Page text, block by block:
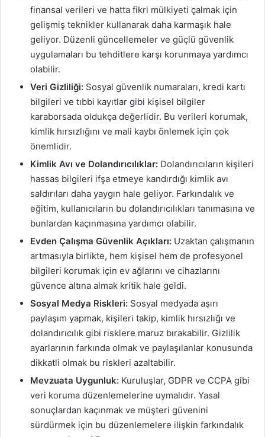
finansal verileri ve hatta fikri mülkiyeti çalmak için
gelişmiş teknikler kullanarak daha karmaşık hale
geliyor. Düzenli güncellemeler ve güçlü güvenlik
uygulamaları bu tehditlere karşı korunmaya yardımcı
olabilir.
Veri Gizliliği: Sosyal güvenlik numaraları, kredi kartı
bilgileri ve tıbbi kayıtlar gibi kişisel bilgiler
karaborsada oldukça değerlidir. Bu verileri korumak,
kimlik hırsızlığını ve mali kaybı önlemek için çok
önemlidir.
Kimlik Avı ve Dolandırıcılıklar: Dolandırıcıların kişileri
hassas bilgileri ifşa etmeye kandırdığı kimlik avı
saldırıları daha yaygın hale geliyor. Farkındalık ve
eğitim, kullanıcıların bu dolandırıcılıkları tanımasına ve
bunlardan kaçınmasına yardımcı olabilir.
Evden Çalışma Güvenlik Açıkları: Uzaktan çalışmanın
artmasıyla birlikte, hem kişisel hem de profesyonel
bilgileri korumak için ev ağlarını ve cihazlarını
güvence altına almak kritik hale geldi.
Sosyal Medya Riskleri: Sosyal medyada aşırı
paylaşım yapmak, kişileri takip, kimlik hırsızlığı ve
dolandırıcılık gibi risklere maruz bırakabilir. Gizlilik
ayarlarının farkında olmak ve paylaşılanlar konusunda
dikkatli olmak bu riskleri azaltabilir.
Mevzuata Uygunluk: Kuruluşlar, GDPR ve CCPA gibi
veri koruma düzenlemelerine uymalıdır. Yasal
sonuçlardan kaçınmak ve müşteri güvenini
sürdürmek için bu düzenlemelere ilişkin farkındalık